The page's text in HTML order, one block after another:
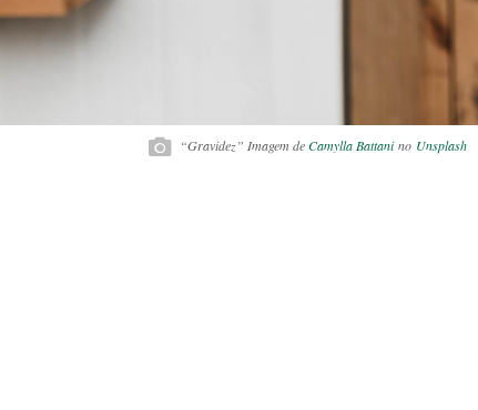
“Gravidez” Imagem deCamylla Battanino Unsplash